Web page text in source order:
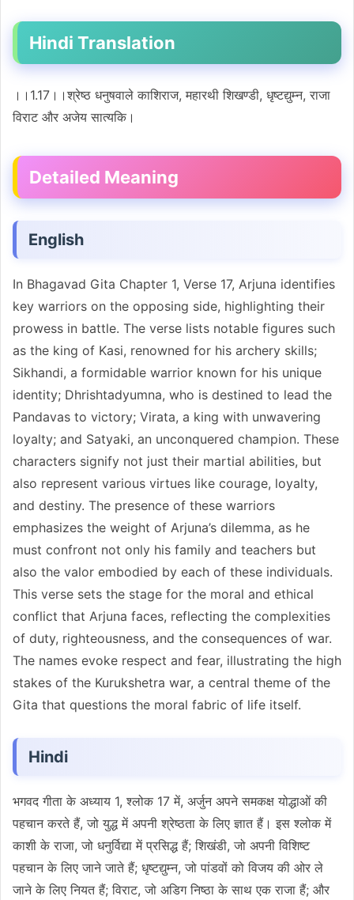
Hindi Translation
।।1.17।।श्रेष्ठ धनुषवाले काशिराज, महारथी शिखण्डी, धृष्टद्युम्न, राजा
विराट और अजेय सात्यकि।
Detailed Meaning
English
In Bhagavad Gita Chapter 1, Verse 17, Arjuna identifies
key warriors on the opposing side, highlighting their
prowess in battle. The verse lists notable figures such
as the king of Kasi, renowned for his archery skills;
Sikhandi, a formidable warrior known for his unique
identity; Dhrishtadyumna, who is destined to lead the
Pandavas to victory; Virata, a king with unwavering
loyalty; and Satyaki, an unconquered champion. These
characters signify not just their martial abilities, but
also represent various virtues like courage, loyalty,
and destiny. The presence of these warriors
emphasizes the weight of Arjuna’s dilemma, as he
must confront not only his family and teachers but
also the valor embodied by each of these individuals.
This verse sets the stage for the moral and ethical
conflict that Arjuna faces, reflecting the complexities
of duty, righteousness, and the consequences of war.
The names evoke respect and fear, illustrating the high
stakes of the Kurukshetra war, a central theme of the
Gita that questions the moral fabric of life itself.
Hindi
भगवद गीता के अध्याय 1, श्लोक 17 में, अर्जुन अपने समकक्ष योद्धाओं की
पहचान करते हैं, जो युद्ध में अपनी श्रेष्ठता के लिए ज्ञात हैं। इस श्लोक में
काशी के राजा, जो धनुर्विद्या में प्रसिद्ध हैं; शिखंडी, जो अपनी विशिष्ट
पहचान के लिए जाने जाते हैं; धृष्टद्युम्न, जो पांडवों को विजय की ओर ले
जाने के लिए नियत हैं; विराट, जो अडिग निष्ठा के साथ एक राजा हैं; और